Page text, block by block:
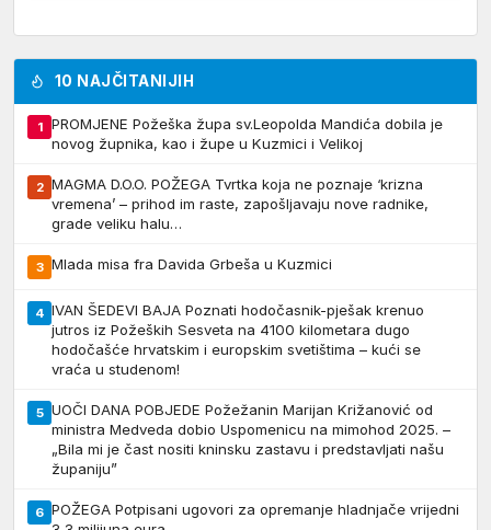
10 NAJČITANIJIH
1
PROMJENE Požeška župa sv.Leopolda Mandića dobila je
novog župnika, kao i župe u Kuzmici i Velikoj
2 MAGMA D.O.O. POŽEGA Tvrtka koja ne poznaje ‘krizna
vremena’ – prihod im raste, zapošljavaju nove radnike,
grade veliku halu…
3 Mlada misa fra Davida Grbeša u Kuzmici
4 IVAN ŠEDEVI BAJA Poznati hodočasnik-pješak krenuo
jutros iz Požeških Sesveta na 4100 kilometara dugo
hodočašće hrvatskim i europskim svetištima – kući se
vraća u studenom!
5 UOČI DANA POBJEDE Požežanin Marijan Križanović od
ministra Medveda dobio Uspomenicu na mimohod 2025. –
„Bila mi je čast nositi kninsku zastavu i predstavljati našu
županiju”
6 POŽEGA Potpisani ugovori za opremanje hladnjače vrijedni